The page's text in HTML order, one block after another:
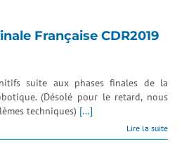
Française CDR2019
suite aux phases finales de la
(Désolé pour le retard, nous
techniques) [...]
Lire la suite